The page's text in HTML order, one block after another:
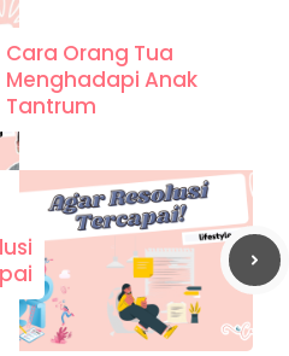
Cara Orang Tua
Menghadapi Anak
Tantrum